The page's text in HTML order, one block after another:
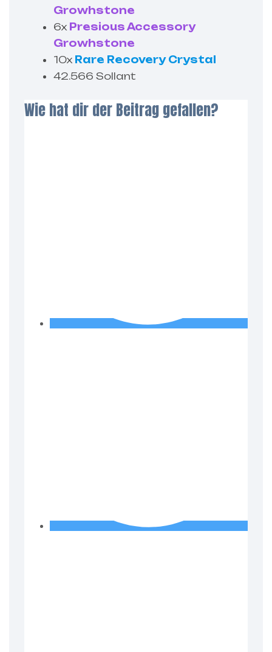
Growhstone
6x Presious Accessory
Growhstone
10x Rare Recovery Crystal
42.566 Sollant
Wie hat dir der Beitrag gefallen?